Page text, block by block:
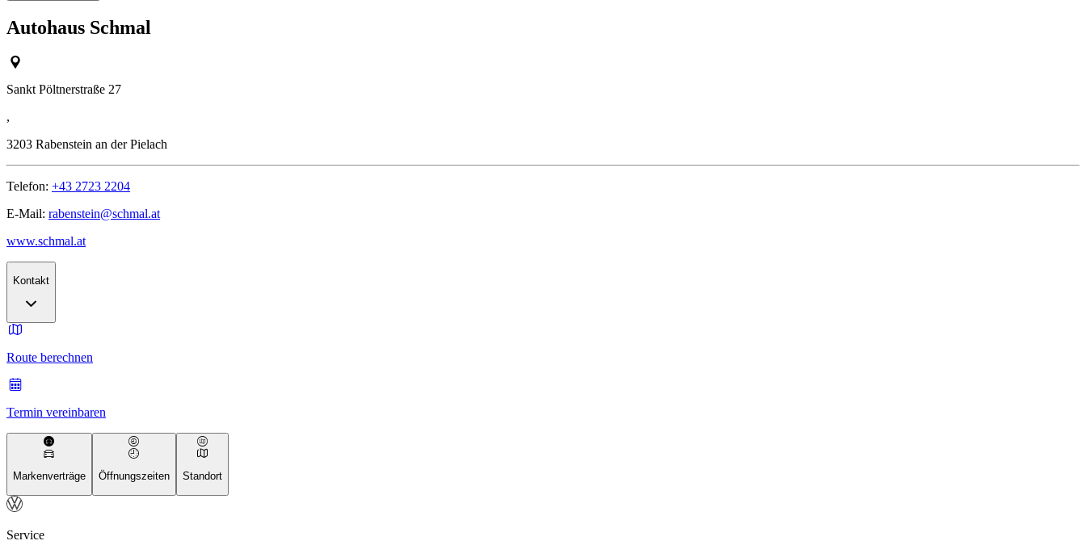
Autohaus Schmal
Sankt Pöltnerstraße 27
,
3203 Rabenstein an der Pielach
Telefon: +43 2723 2204
E-Mail: rabenstein@schmal.at
www.schmal.at
Kontakt
Route berechnen
Termin vereinbaren
Markenverträge Öffnungszeiten Standort
Service